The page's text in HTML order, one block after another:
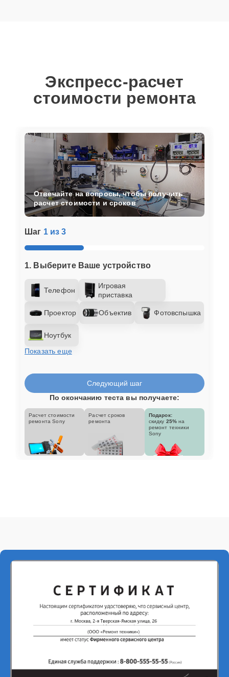
Экспресс-расчет
стоимости ремонта
Шаг 1 из 3
1. Выберите Ваше устройство
Телефон
Игровая
приставка
Проектор Объектив Фотовспышка
Ноутбук
Показать еще
Отвечайте на вопросы, чтобы получить
расчет стоимости и сроков
Следующий шаг
По окончанию теста вы получаете:
Расчет стоимости
ремонта Sony
Расчет сроков
ремонта
Подарок:
скидку 25% на
ремонт техники
Sony